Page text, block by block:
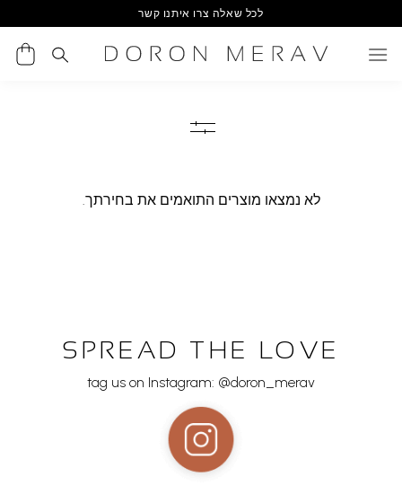
to
content
לכל שאלה צרו איתנו קשר
לא נמצאו מוצרים התואמים את בחירתך.
SPREAD THE LOVE
tag us on Instagram: @doron_merav